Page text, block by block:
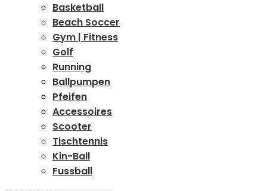
Basketball
Beach Soccer
Gym | Fitness
Golf
Running
Ballpumpen
Pfeifen
Accessoires
Scooter
Tischtennis
Kin-Ball
Fussball